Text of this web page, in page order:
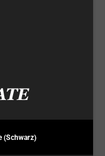
(Schwarz)